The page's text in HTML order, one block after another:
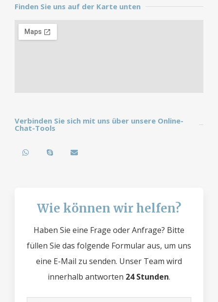
Finden Sie uns auf der Karte unten
Verbinden Sie sich mit uns über unsere Online-
Chat-Tools
Wie können wir helfen?
Haben Sie eine Frage oder Anfrage? Bitte
füllen Sie das folgende Formular aus, um uns
eine E-Mail zu senden. Unser Team wird
innerhalb antworten 24 Stunden.